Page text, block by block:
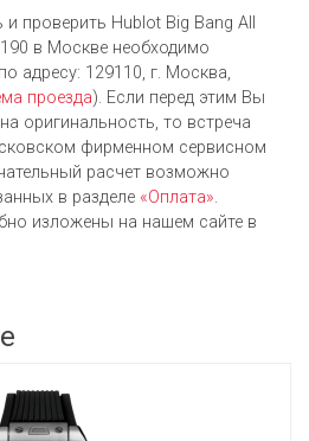
проверить Hublot Big Bang All
в Москве необходимо
адресу: 129110, г. Москва,
проезда). Если перед этим Вы
оригинальность, то встреча
фирменном сервисном
расчет возможно
в разделе «Оплата».
изложены на нашем сайте в